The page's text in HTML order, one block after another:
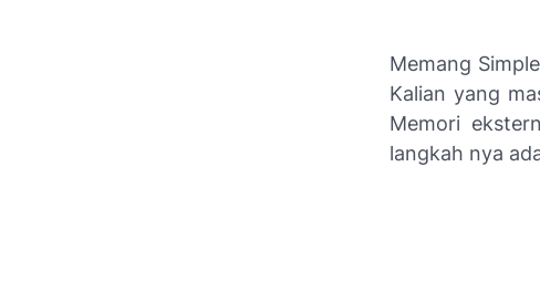
Memang
Kalian yang
Memori
langkah nya